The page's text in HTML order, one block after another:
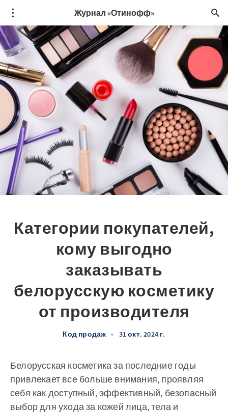
Журнал «Отинофф»
Категории покупателей,
кому выгодно
заказывать
белорусскую косметику
от производителя
Код продаж • 31 окт. 2024 г.
Белорусская косметика за последние годы
привлекает все больше внимания, проявляя
себя как доступный, эффективный, безопасный
выбор для ухода за кожей лица, тела и